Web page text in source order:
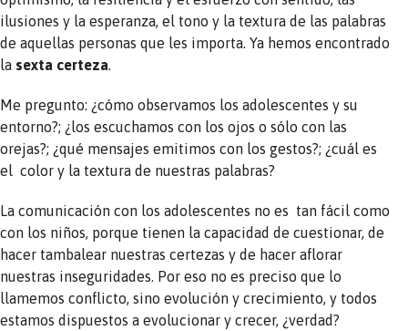
ilusiones y la esperanza, el tono y la textura de las palabras
de aquellas personas que les importa. Ya hemos encontrado
la sexta certeza
Me pregunto: ¿cómo observamos los adolescentes y su
entorno?; ¿los escuchamos con los ojos o sólo con las
orejas?; ¿qué mensajes emitimos con los gestos?; ¿cuál es
el color y la textura de nuestras palabras?
La comunicación con los adolescentes no es tan fácil como
con los niños, porque tienen la capacidad de cuestionar, de
hacer tambalear nuestras certezas y de hacer aflorar
nuestras inseguridades. Por eso no es preciso que lo
llamemos conflicto, sino evolución y crecimiento, y todos
estamos dispuestos a evolucionar y crecer, ¿verdad?